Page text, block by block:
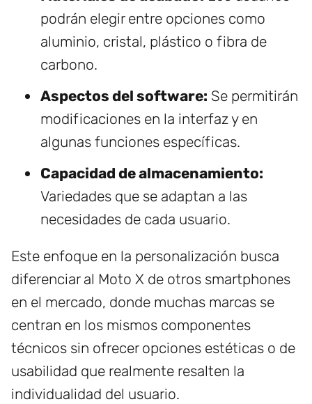
podrán elegir entre opciones como
aluminio, cristal, plástico o fibra de
carbono.
Aspectos del software: Se permitirán
modificaciones en la interfaz y en
algunas funciones específicas.
Capacidad de almacenamiento:
Variedades que se adaptan a las
necesidades de cada usuario.
Este enfoque en la personalización busca
diferenciar al Moto X de otros smartphones
en el mercado, donde muchas marcas se
centran en los mismos componentes
técnicos sin ofrecer opciones estéticas o de
usabilidad que realmente resalten la
individualidad del usuario.